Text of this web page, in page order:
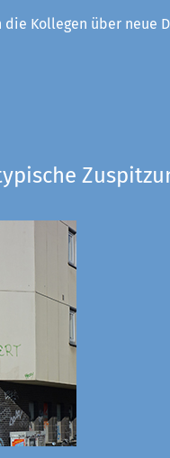
die Kollegen über neue